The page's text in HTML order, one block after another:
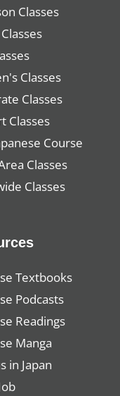
Classes
Classes
Classes
Classes
Course
Classes
Classes
Textbooks
Podcasts
Readings
Manga
in Japan